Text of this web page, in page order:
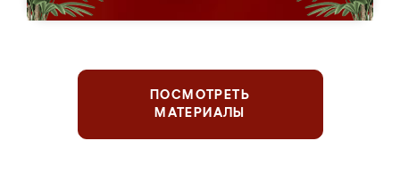
ПОСМОТРЕТЬ
МАТЕРИАЛЫ